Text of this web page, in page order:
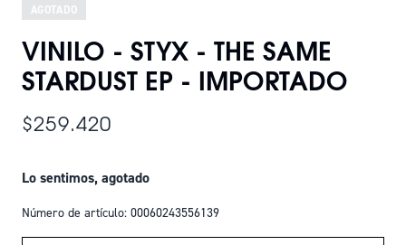
AGOTADO
VINILO - STYX - THE SAME
STARDUST EP - IMPORTADO
$259.420
Lo sentimos, agotado
Número de artículo: 00060243556139